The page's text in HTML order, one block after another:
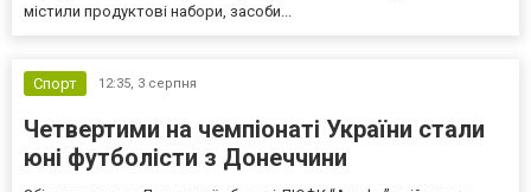
містили продуктові набори, засоби...
Спорт 12:35, 3 серпня
Четвертими на чемпіонаті України стали
юні футболісти з Донеччини